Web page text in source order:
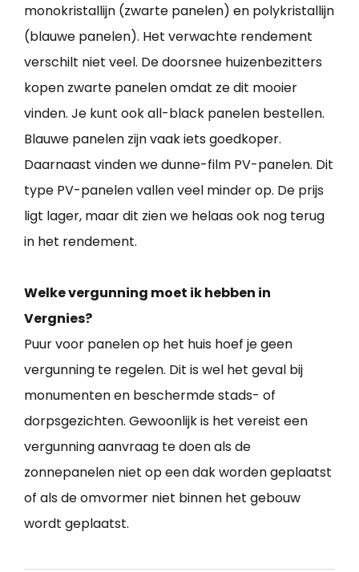
monokristallijn (zwarte panelen) en polykristallijn
(blauwe panelen). Het verwachte rendement
verschilt niet veel. De doorsnee huizenbezitters
kopen zwarte panelen omdat ze dit mooier
vinden. Je kunt ook all-black panelen bestellen.
Blauwe panelen zijn vaak iets goedkoper.
Daarnaast vinden we dunne-film PV-panelen. Dit
type PV-panelen vallen veel minder op. De prijs
ligt lager, maar dit zien we helaas ook nog terug
in het rendement.
Welke vergunning moet ik hebben in
Vergnies?
Puur voor panelen op het huis hoef je geen
vergunning te regelen. Dit is wel het geval bij
monumenten en beschermde stads- of
dorpsgezichten. Gewoonlijk is het vereist een
vergunning aanvraag te doen als de
zonnepanelen niet op een dak worden geplaatst
of als de omvormer niet binnen het gebouw
wordt geplaatst.